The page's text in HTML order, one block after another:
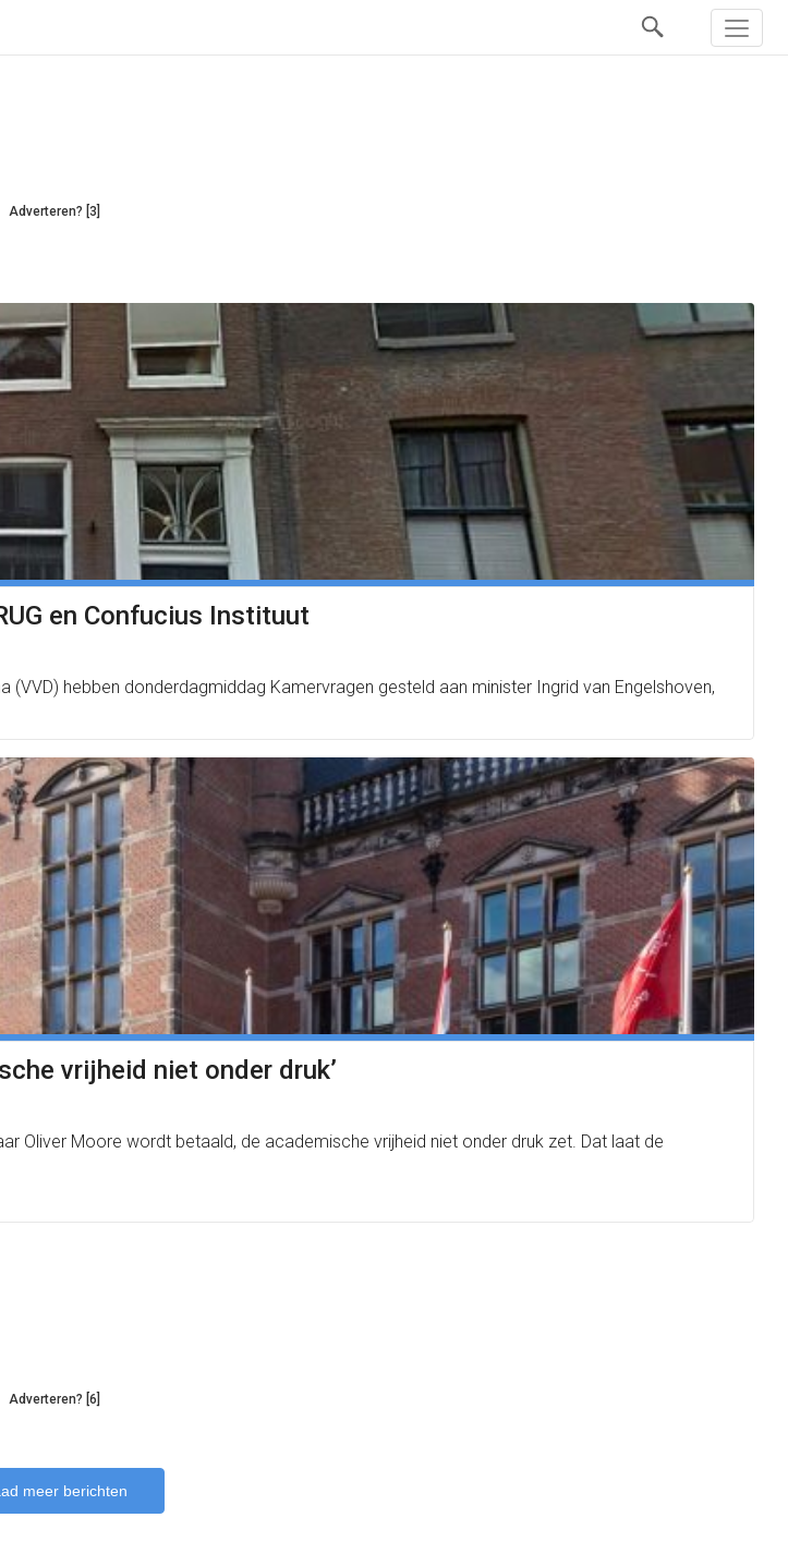
Adverteren? [3]
en Confucius Instituut
(VVD) hebben donderdagmiddag Kamervragen gesteld aan minister Ingrid van Engelshoven,
vrijheid niet onder druk’
Oliver Moore wordt betaald, de academische vrijheid niet onder druk zet. Dat laat de
Adverteren? [6]
meer berichten